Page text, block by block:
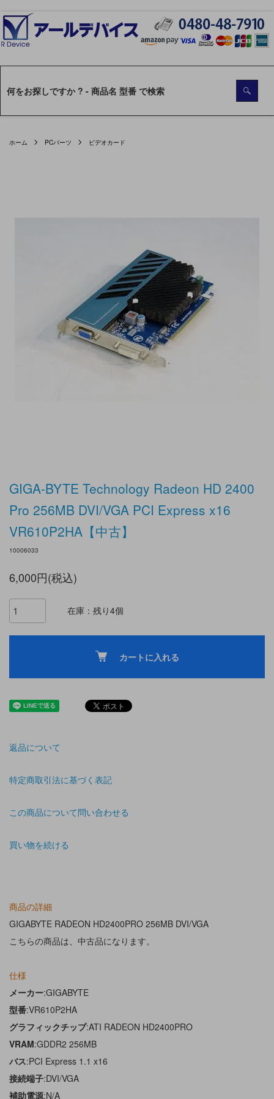
ホーム PCパーツ ビデオカード
GIGA-BYTE Technology Radeon HD 2400
Pro 256MB DVI/VGA PCI Express x16
VR610P2HA【中古】
10006033
6,000円(税込)
在庫：残り4個
カートに入れる
返品について
特定商取引法に基づく表記
この商品について問い合わせる
買い物を続ける
商品の詳細
GIGABYTE RADEON HD2400PRO 256MB DVI/VGA
こちらの商品は、中古品になります。
仕様
メーカー:GIGABYTE
型番:VR610P2HA
グラフィックチップ:ATI RADEON HD2400PRO
VRAM:GDDR2 256MB
バス:PCI Express 1.1 x16
接続端子:DVI/VGA
補助電源:N/A